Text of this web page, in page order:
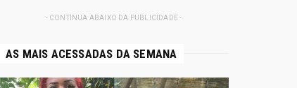
- CONTINUA ABAIXO DA PUBLICIDADE -
AS MAIS ACESSADAS DA SEMANA